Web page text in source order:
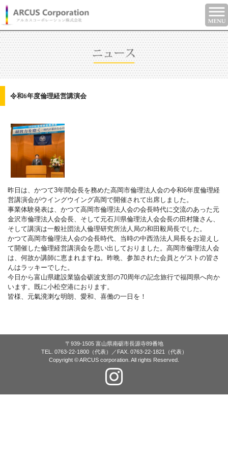
令和6年度倫理経営講演会
昨日は、かつて3年間会長を務めた高岡市倫理法人会の令和6年度倫理経
営講演会がウイングウイング高岡で開催されて出席しました。
事業体験発表は、かつて高岡市倫理法人会の会長時代に交流のあった元
金沢市倫理法人会会長、そして元石川県倫理法人会会長の田村隆さん、
そして講演は一般社団法人倫理研究所法人局の和田毅局長でした。
かつて高岡市倫理法人会の会長時代、当時の中西浩法人局長をお迎えし
て開催した倫理経営講演会を思い出しておりました。高岡市倫理法人会
は、何故か講師に恵まれますね。昨晩、参加された会員とゲストの皆さ
んはラッキーでした。
今日から富山県建設業協会砺波支部の70周年の記念旅行で福岡県へ向か
います。既に小松空港におります。
皆様、元氣溌溂な明朗、愛和、喜働の一日を！
〒939-1505 富山県南砺市長源寺89番地
TEL. 0763-22-1800（代表）／FAX. 0763-22-1821（代表）
Copyright © ARCUS corporation. All rights Reserved.